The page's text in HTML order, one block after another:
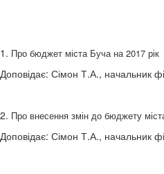
1. Про бюджет міста Буча на 2017 рік
Доповідає: Сімон Т.А., начальник
2. Про внесення змін до бюджету
Доповідає: Сімон Т.А., начальник